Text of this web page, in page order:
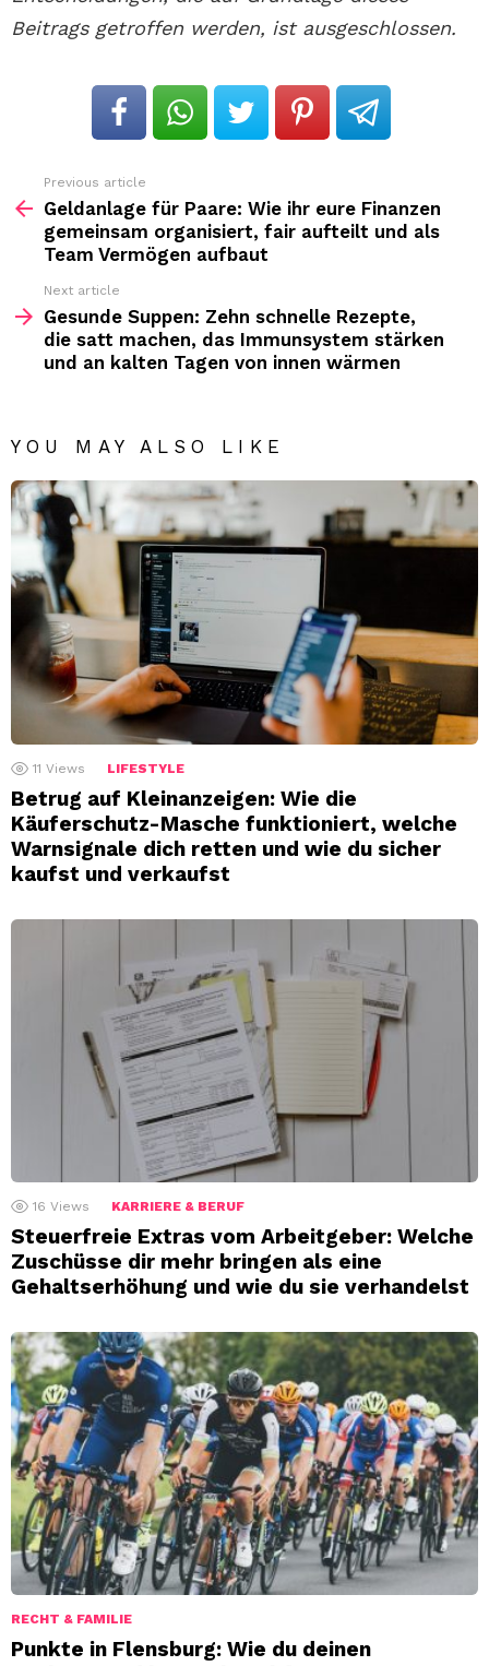
Beitrags getroffen werden, ist ausgeschlossen.
more
Previous article
Geldanlage für Paare: Wie ihr eure Finanzen
gemeinsam organisiert, fair aufteilt und als
Team Vermögen aufbaut
Next article
Gesunde Suppen: Zehn schnelle Rezepte,
die satt machen, das Immunsystem stärken
und an kalten Tagen von innen wärmen
YOU MAY ALSO LIKE
11 Views LIFESTYLE
Betrug auf Kleinanzeigen: Wie die
Käuferschutz-Masche funktioniert, welche
Warnsignale dich retten und wie du sicher
kaufst und verkaufst
16 Views KARRIERE & BERUF
Steuerfreie Extras vom Arbeitgeber: Welche
Zuschüsse dir mehr bringen als eine
Gehaltserhöhung und wie du sie verhandelst
RECHT & FAMILIE
Punkte in Flensburg: Wie du deinen